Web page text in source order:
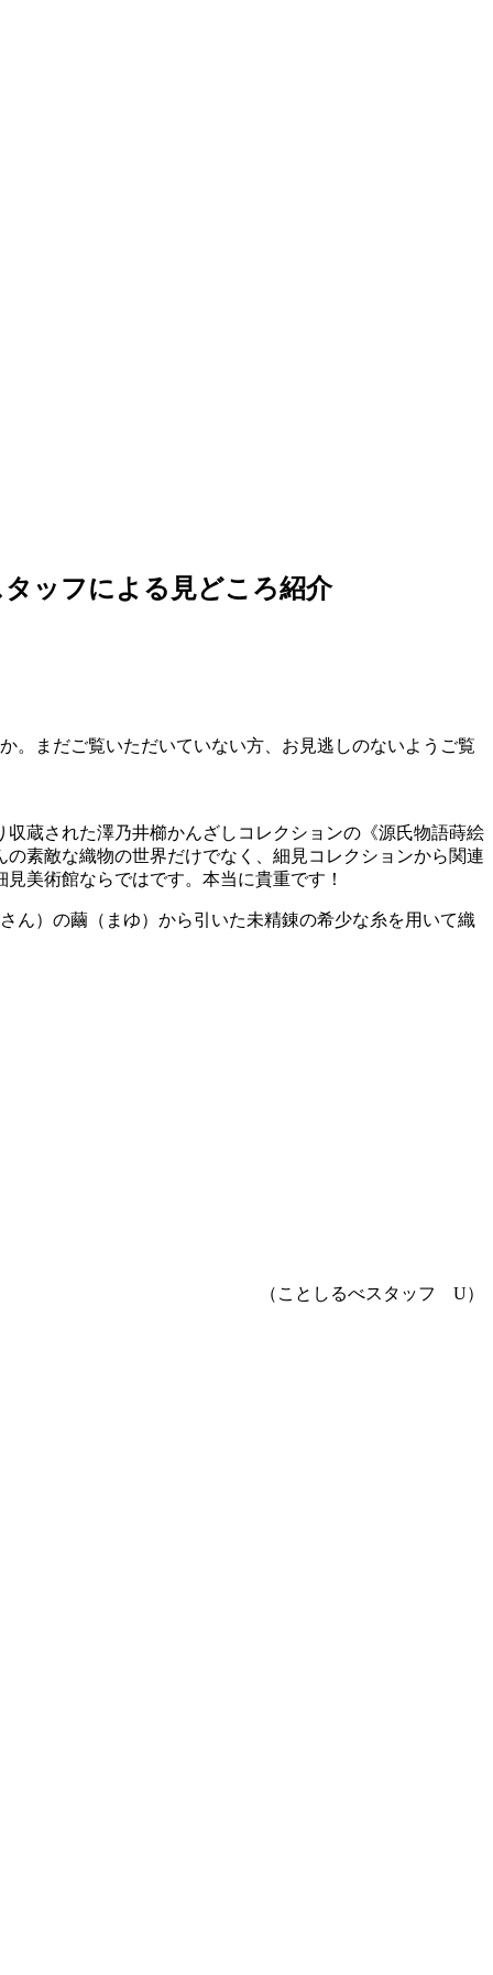
ッフによる見どころ紹介
。まだご覧いただいていない方、お見逃しのないようご覧
蔵された澤乃井櫛かんざしコレクションの《源氏物語蒔絵
素敵な織物の世界だけでなく、細見コレクションから関連
美術館ならではです。本当に貴重です！
ん）の繭（まゆ）から引いた未精錬の希少な糸を用いて織
（ことしるべスタッフ U）